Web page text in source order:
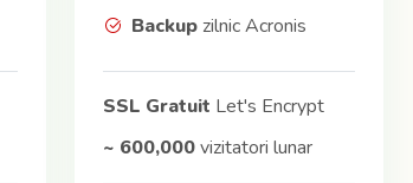
Backup zilnic Acronis
SSL Gratuit Let's Encrypt
~ 600,000vizitatori lunar